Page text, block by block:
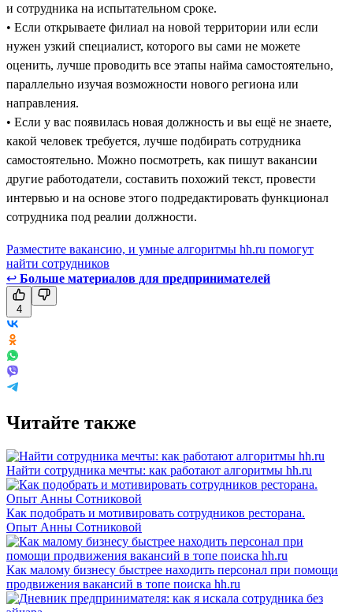
и сотрудника на испытательном сроке.
• Если открываете филиал на новой территории или если
нужен узкий специалист, которого вы сами не можете
оценить, лучше проводить все этапы найма самостоятельно,
параллельно изучая возможности нового региона или
направления.
• Если у вас появилась новая должность и вы ещё не знаете,
какой человек требуется, лучше подбирать сотрудника
самостоятельно. Можно посмотреть, как пишут вакансии
другие работодатели, составить похожий текст, провести
интервью и на основе этого подредактировать функционал
сотрудника под реалии должности.
Разместите вакансию, и умные алгоритмы hh.ru помогут
найти сотрудников
↩ Больше материалов для предпринимателей
4
Читайте также
Найти сотрудника мечты: как работают алгоритмы hh.ru
Как подобрать и мотивировать сотрудников ресторана.
Опыт Анны Сотниковой
Как малому бизнесу быстрее находить персонал при помощи
продвижения вакансий в топе поиска hh.ru